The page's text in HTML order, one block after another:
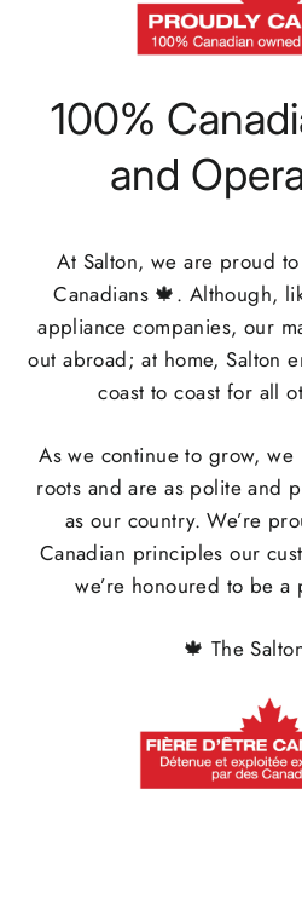
100%
and
At Salton, we are proud
Canadians 🍁. Although,
appliance companies, our
out abroad; at home, Salton
coast to coast for all
As we continue to grow,
roots and are as polite and
as our country. We’re
Canadian principles our
we’re honoured to be a
🍁 The